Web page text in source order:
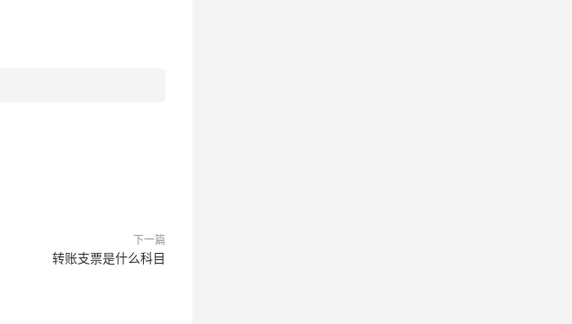
下一篇
转账支票是什么科目